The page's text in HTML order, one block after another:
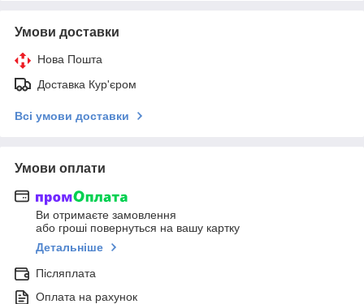
Умови доставки
Нова Пошта
Доставка Кур'єром
Всі умови доставки
Умови оплати
Ви отримаєте замовлення
або гроші повернуться на вашу картку
Детальніше
Післяплата
Оплата на рахунок